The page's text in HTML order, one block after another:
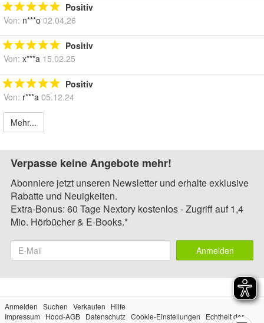
Positiv
Von: n***o 02.04.26
Positiv
Von: x***a 15.02.25
Positiv
Von: r***a 05.12.24
Mehr...
Verpasse keine Angebote mehr!
Abonniere jetzt unseren Newsletter und erhalte exklusive
Rabatte und Neuigkeiten.
Extra-Bonus: 60 Tage Nextory kostenlos - Zugriff auf 1,4
Mio. Hörbücher & E-Books.*
Anmelden
Anmelden Suchen Verkaufen
Hilfe
Impressum
Hood-AGB Datenschutz Cookie-Einstellungen
Echtheit der